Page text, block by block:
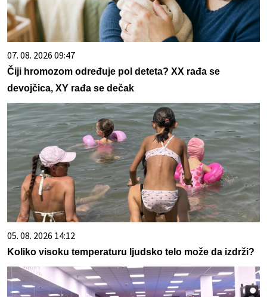
07. 08. 2026 09:47
Čiji hromozom određuje pol deteta? XX rađa se
devojčica, XY rađa se dečak
05. 08. 2026 14:12
Koliko visoku temperaturu ljudsko telo može da izdrži?